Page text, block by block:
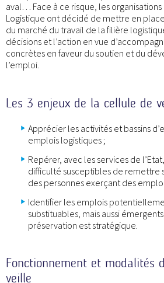
aval… Face à ce risque, les
Logistique ont décidé de mettre en
du marché du travail de la filière
décisions et l’action en vue
concrètes en faveur du soutien et du
l’emploi.
Les 3 enjeux de la cellule de
Apprécier les activités et bassins
emplois logistiques ;
Repérer, avec les services de
difficulté susceptibles de remettre
des personnes exerçant des
Identifier les emplois
substituables, mais aussi
préservation est stratégique.
Fonctionnement et modalités
veille